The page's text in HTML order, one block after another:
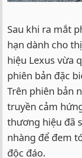
Sau khi ra mắt
hạn dành cho
hiệu Lexus vừa
phiên bản đặc
Trên phiên bản
truyền cảm
thương hiệu đã
nhàng để đem
độc đáo.